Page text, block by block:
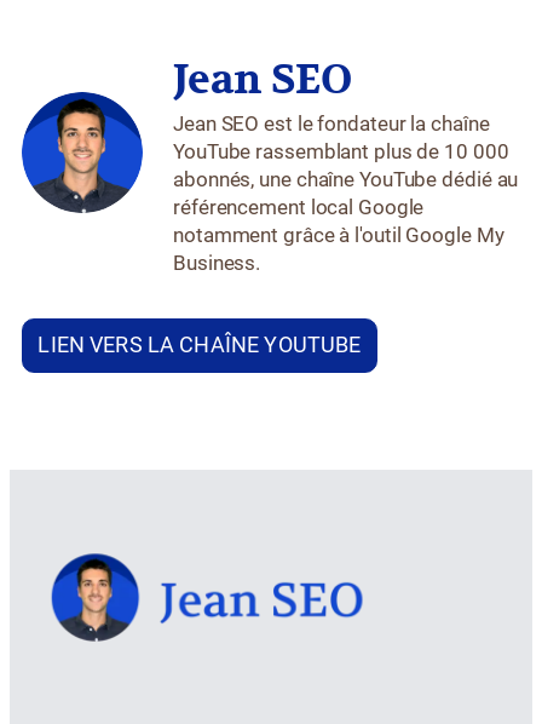
Jean SEO
Jean SEO est le fondateur la chaîne
YouTube rassemblant plus de 10 000
abonnés, une chaîne YouTube dédié au
référencement local Google
notamment grâce à l'outil Google My
Business.
LIEN VERS LA CHAÎNE YOUTUBE